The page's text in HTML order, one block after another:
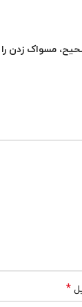
مسواک زدن
*